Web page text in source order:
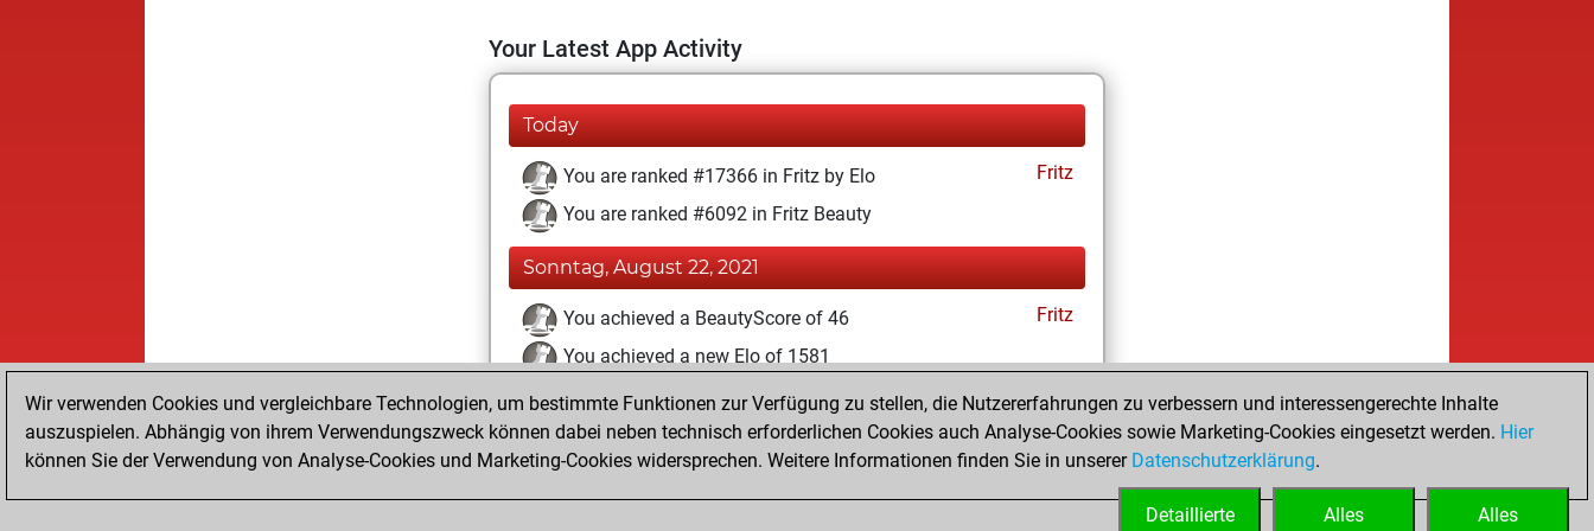
Your Latest App Activity
Today
You are ranked #17366 in Fritz by Elo
Fritz
You are ranked #6092 in Fritz Beauty
Sonntag, August 22, 2021
You achieved a BeautyScore of 46
Fritz
You achieved a new Elo of 1581
Dienstag, August 10, 2021
You created your Fritz account Fritz
Wir verwenden Cookies und vergleichbare Technologien, um bestimmte Funktionen zur Verfügung zu stellen, die Nutzererfahrungen zu verbessern und interessengerechte Inhalte
auszuspielen. Abhängig von ihrem Verwendungszweck können dabei neben technisch erforderlichen Cookies auch Analyse-Cookies sowie Marketing-Cookies eingesetzt werden. Hier
können Sie der Verwendung von Analyse-Cookies und Marketing-Cookies widersprechen. Weitere Informationen finden Sie in unserer Datenschutzerklärung.
Alles
Alles
Detaillierte